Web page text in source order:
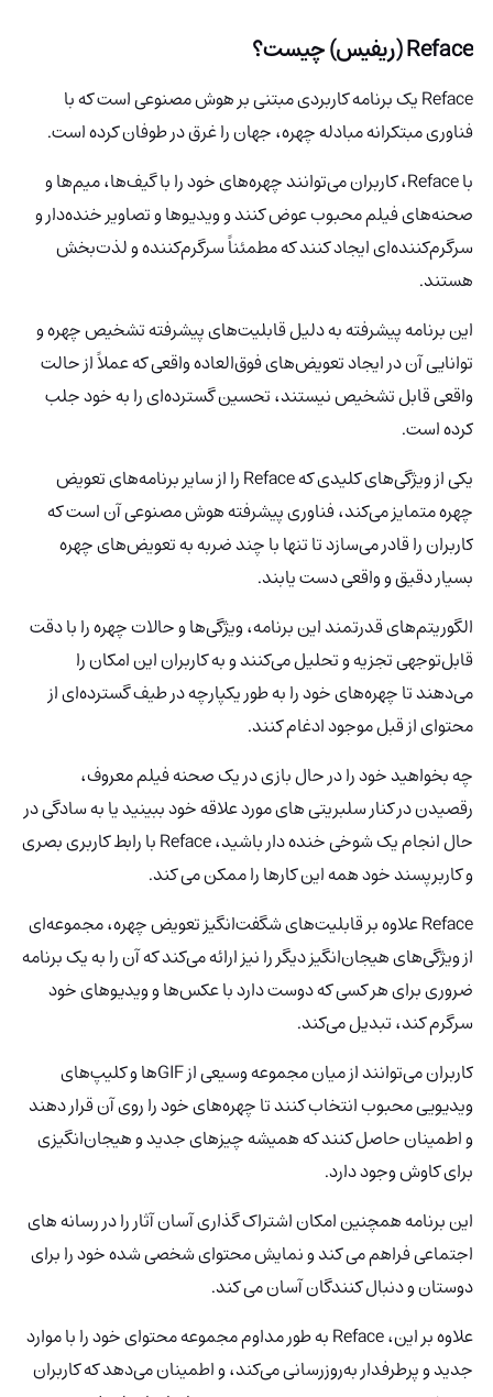
Reface (ریفیس) چیست؟
Reface یک برنامه کاربردی مبتنی بر هوش مصنوعی است که با
فناوری مبتکرانه مبادله چهره، جهان را غرق در طوفان کرده است.
با Reface، کاربران می‌توانند چهره‌های خود را با گیف‌ها، میم‌ها و
صحنه‌های فیلم محبوب عوض کنند و ویدیوها و تصاویر خنده‌دار و
سرگرم‌کننده‌ای ایجاد کنند که مطمئناً سرگرم‌کننده و لذت‌بخش
هستند.
این برنامه پیشرفته به دلیل قابلیت‌های پیشرفته تشخیص چهره و
توانایی آن در ایجاد تعویض‌های فوق‌العاده واقعی که عملاً از حالت
واقعی قابل تشخیص نیستند، تحسین گسترده‌ای را به خود جلب
کرده است.
یکی از ویژگی‌های کلیدی که Reface را از سایر برنامه‌های تعویض
چهره متمایز می‌کند، فناوری پیشرفته هوش مصنوعی آن است که
کاربران را قادر می‌سازد تا تنها با چند ضربه به تعویض‌های چهره
بسیار دقیق و واقعی دست یابند.
الگوریتم‌های قدرتمند این برنامه، ویژگی‌ها و حالات چهره را با دقت
قابل‌توجهی تجزیه و تحلیل می‌کنند و به کاربران این امکان را
می‌دهند تا چهره‌های خود را به طور یکپارچه در طیف گسترده‌ای از
محتوای از قبل موجود ادغام کنند.
چه بخواهید خود را در حال بازی در یک صحنه فیلم معروف،
رقصیدن در کنار سلبریتی های مورد علاقه خود ببینید یا به سادگی در
حال انجام یک شوخی خنده دار باشید، Reface با رابط کاربری بصری
و کاربرپسند خود همه این کارها را ممکن می کند.
Reface علاوه بر قابلیت‌های شگفت‌انگیز تعویض چهره، مجموعه‌ای
از ویژگی‌های هیجان‌انگیز دیگر را نیز ارائه می‌کند که آن را به یک برنامه
ضروری برای هر کسی که دوست دارد با عکس‌ها و ویدیوهای خود
سرگرم کند، تبدیل می‌کند.
کاربران می‌توانند از میان مجموعه وسیعی از GIF‌ها و کلیپ‌های
ویدیویی محبوب انتخاب کنند تا چهره‌های خود را روی آن قرار دهند
و اطمینان حاصل کنند که همیشه چیزهای جدید و هیجان‌انگیزی
برای کاوش وجود دارد.
این برنامه همچنین امکان اشتراک گذاری آسان آثار را در رسانه های
اجتماعی فراهم می کند و نمایش محتوای شخصی شده خود را برای
دوستان و دنبال کنندگان آسان می کند.
علاوه بر این، Reface به طور مداوم مجموعه محتوای خود را با موارد
جدید و پرطرفدار به‌روزرسانی می‌کند، و اطمینان می‌دهد که کاربران